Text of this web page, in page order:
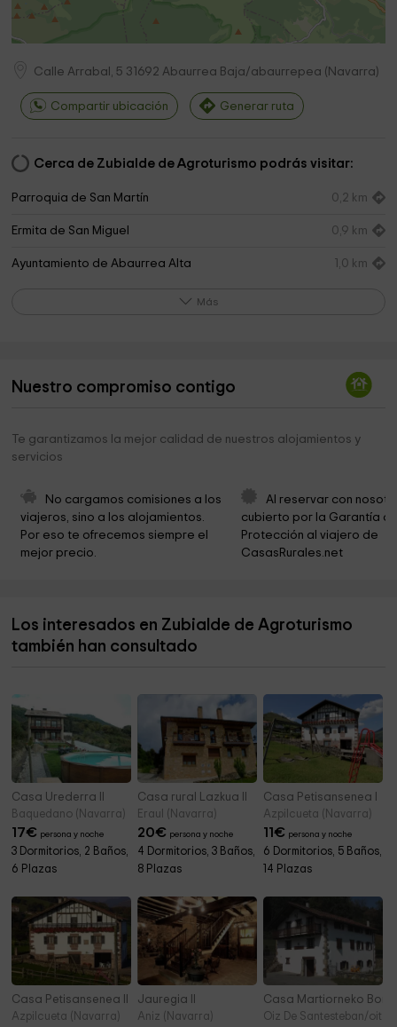
Calle Arrabal, 5 31692 Abaurrea Baja/abaurrepea ( Navarra)
Compartir ubicación Generar ruta
Cerca de Zubialde de Agroturismo podrás visitar:
Parroquia de San Martín 0,2 km
Ermita de San Miguel 0,9 km
Ayuntamiento de Abaurrea Alta 1,0 km
Laberinto Hilarriaren Lorategia / Jardin De Estelas
Ayuntamiento de Garaioa 3,2 km
Selva de Irati
Ayuntamiento de Aribe
Parroquia de La Inmaculada
Tristuibartea 5,5 km
Iglesia de San Andrés 6,4 km
Más
Nuestro compromiso contigo
Te garantizamos la mejor calidad de nuestros alojamientos y
servicios
No cargamos comisiones a los
viajeros, sino a los alojamientos.
Por eso te ofrecemos siempre el
mejor precio.
Al reservar con
cubierto por la Garantía
Protección al viajero de
CasasRurales.net
Los interesados en Zubialde de Agroturismo
también han consultado
Casa Urederra II
Baquedano (Navarra)
17€ persona y noche
3 Dormitorios, 2 Baños,
6 Plazas
Casa rural Lazkua II
Eraul (Navarra)
20€ persona y noche
4 Dormitorios, 3 Baños,
8 Plazas
Casa Petisansenea I
Azpilcueta (Navarra)
11€ persona y noche
6 Dormitorios, 5 Baños,
14 Plazas
Casa Petisansenea II
Azpilcueta (Navarra)
Jauregia II
Aniz (Navarra)
Casa Martiorneko
Oiz De Santesteban/oitz